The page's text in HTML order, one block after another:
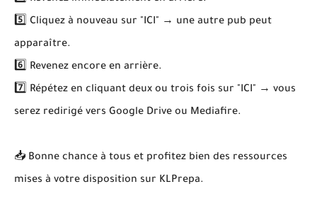
5️⃣ Cliquez à nouveau sur "ICI" → une autre pub peut
apparaître.
6️⃣ Revenez encore en arrière.
7️⃣ Répétez en cliquant deux ou trois fois sur "ICI" → vous
serez redirigé vers Google Drive ou Mediafire.
📥 Bonne chance à tous et profitez bien des ressources
mises à votre disposition sur KLPrepa.